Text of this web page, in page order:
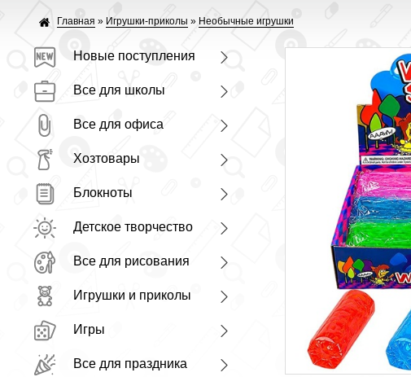
Главная » Игрушки-приколы » Необычные игрушки
Новые поступления
Все для школы
Все для офиса
Хозтовары
Блокноты
Детское творчество
Все для рисования
Игрушки и приколы
Игры
Все для праздника